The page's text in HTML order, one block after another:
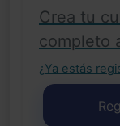
Crea tu
completo
¿Ya estás